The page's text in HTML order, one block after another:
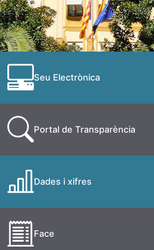
Seu Electrònica
Portal de Transparència
Dades i xifres
Face